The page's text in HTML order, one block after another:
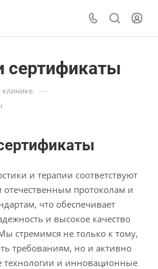
сертификаты
клинике —
и терапии соответствуют
протоколам и
что обеспечивает
и высокое качество
стремимся не только к тому,
требованиям, но и активно
технологии и инновационные